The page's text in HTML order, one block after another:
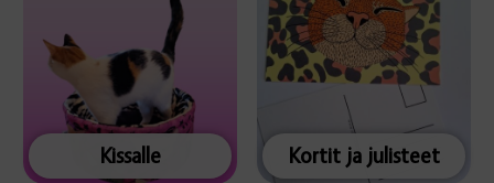
Kissalle Kortit ja julisteet